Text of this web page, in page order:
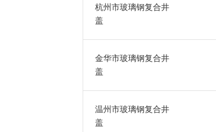
杭州市玻璃钢复合井
盖
金华市玻璃钢复合井
盖
温州市玻璃钢复合井
盖